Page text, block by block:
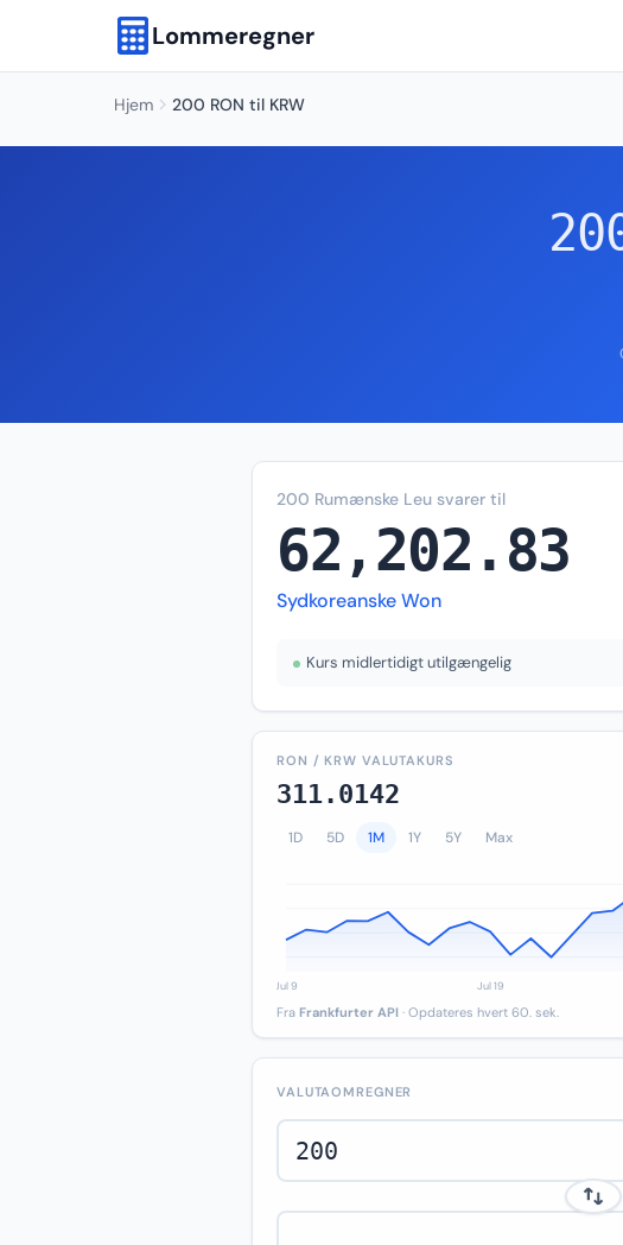
Lommeregner
Hjem 200 RON til KRW
200 Rumænske Leu svarer til
62,202.83
Sydkoreanske Won
Kurs midlertidigt utilgængelig
RON / KRW VALUTAKURS
311.0142
1D 5D 1M 1Y 5Y Max
Fra Frankfurter API · Opdateres hvert 60. sek.
VALUTAOMREGNER